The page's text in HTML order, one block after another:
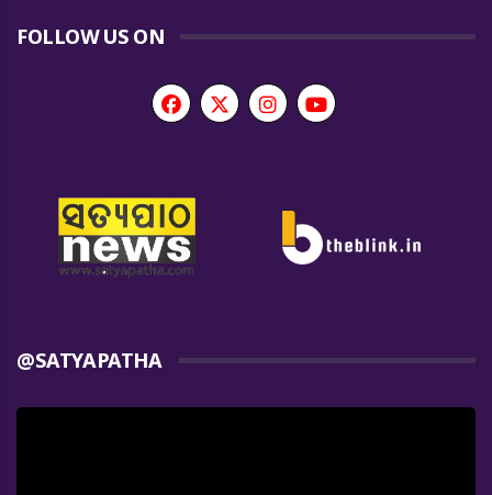
FOLLOW US ON
@SATYAPATHA